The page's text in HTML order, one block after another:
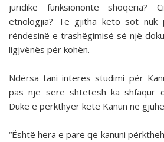
juridike funksiononte shoqëria?
etnologjia? Të gjitha këto sot nuk
rëndësinë e trashëgimisë së një
ligjvënës për kohën.
Ndërsa tani interes studimi për
pas një sërë shtetesh ka shfaqur
Duke e përkthyer këtë Kanun në
“Është hera e parë që kanuni